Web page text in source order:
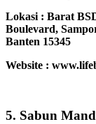
Lokasi : Barat
Boulevard,
Banten 15345
Website :
5. Sabun